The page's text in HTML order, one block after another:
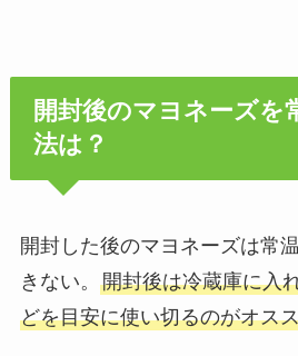
開封後のマヨネーズを
法は？
開封した後のマヨネーズは常
きない。 開封後は冷蔵庫に入
どを目安に使い切るのがオス